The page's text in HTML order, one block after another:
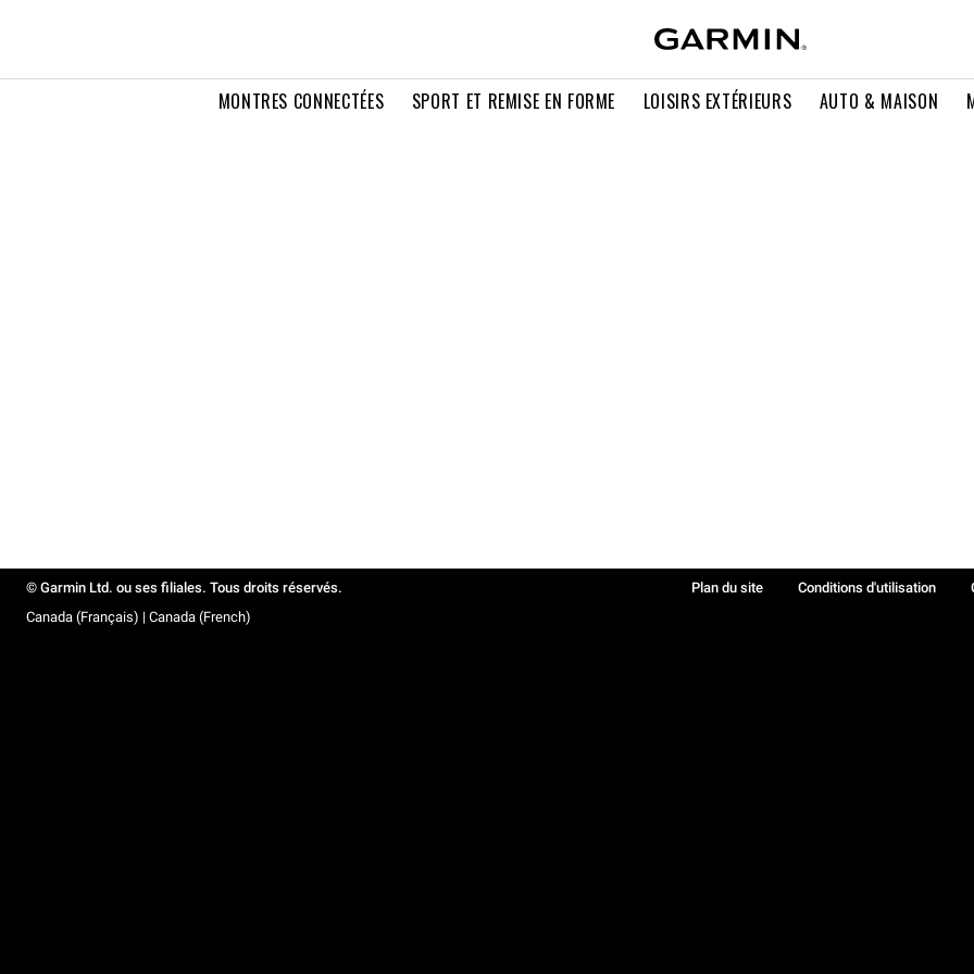
MONTRES CONNECTÉES SPORT ET REMISE EN FORME LOISIRS EXTÉRIEURS AUTO & MAISON
© Garmin Ltd. ou ses filiales. Tous droits réservés. Plan du site Conditions d'utilisation
Canada (Français) | Canada (French)